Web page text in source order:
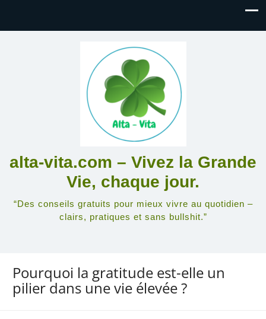
alta-vita.com – Vivez la Grande
Vie, chaque jour.
“Des conseils gratuits pour mieux vivre au quotidien –
clairs, pratiques et sans bullshit.”
Pourquoi la gratitude est-elle un
pilier dans une vie élevée ?